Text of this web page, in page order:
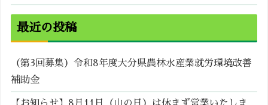
最近の投稿
（第3回募集）令和8年度大分県農林水産業就労環境改善
補助金